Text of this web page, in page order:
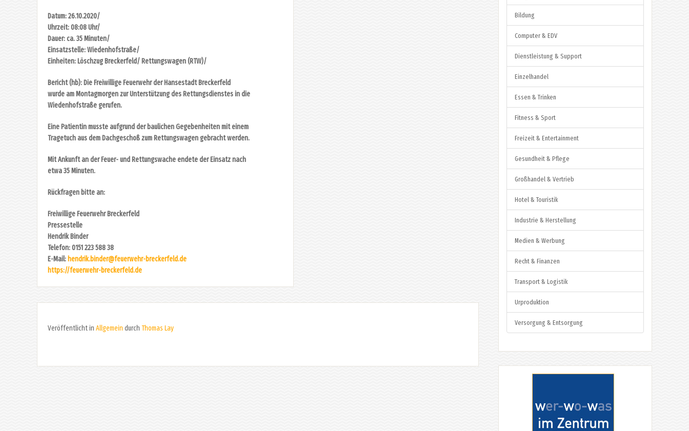
Datum: 26.10.2020/
Uhrzeit: 08:08 Uhr/
Dauer: ca. 35 Minuten/
Einsatzstelle: Wiedenhofstraße/
Einheiten: Löschzug Breckerfeld/ Rettungswagen (RTW)/
Bericht (hb): Die Freiwillige Feuerwehr der Hansestadt Breckerfeld
wurde am Montagmorgen zur Unterstützung des Rettungsdienstes in die
Wiedenhofstraße gerufen.
Eine Patientin musste aufgrund der baulichen Gegebenheiten mit einem
Tragetuch aus dem Dachgeschoß zum Rettungswagen gebracht werden.
Mit Ankunft an der Feuer- und Rettungswache endete der Einsatz nach
etwa 35 Minuten.
Rückfragen bitte an:
Freiwillige Feuerwehr Breckerfeld
Pressestelle
Hendrik Binder
Telefon: 0151 223 588 38
E-Mail: hendrik.binder@feuerwehr-breckerfeld.de
https://feuerwehr-breckerfeld.de
Veröffentlicht in Allgemein durch Thomas Lay
Bildung
Computer & EDV
Dienstleistung & Support
Einzelhandel
Essen & Trinken
Fitness & Sport
Freizeit & Entertainment
Gesundheit & Pflege
Großhandel & Vertrieb
Hotel & Touristik
Industrie & Herstellung
Medien & Werbung
Recht & Finanzen
Transport & Logistik
Urproduktion
Versorgung & Entsorgung